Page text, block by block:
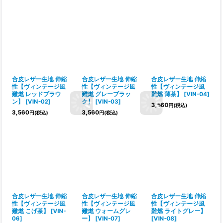
合皮レザー生地 伸縮
性【ヴィンテージ風
難燃 レッドブラウ
ン】
[VIN-02]
3,560円(税込)
合皮レザー生地 伸縮
性【ヴィンテージ風
難燃 グレーブラッ
ク】
[VIN-03]
3,560円(税込)
合皮レザー生地 伸縮
性【ヴィンテージ風
難燃 薄茶】
[VIN-04]
3,560円(税込)
合皮レザー生地 伸縮
性【ヴィンテージ風
難燃 こげ茶】
[VIN-
06]
合皮レザー生地 伸縮
性【ヴィンテージ風
難燃 ウォームグレ
ー】
[VIN-07]
合皮レザー生地 伸縮
性【ヴィンテージ風
難燃 ライトグレー】
[VIN-08]